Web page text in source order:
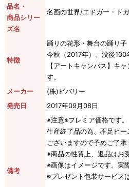
品名・
商品シリー
ズ名
名画の世界/エドガー・ドガ
特徴
踊りの花形・舞台の踊り子
今秋（2017年）、没後100
【アートキャンバス】キ
す。
メーカー
(株)ビバリー
発売日
2017年09月08日
備考
※注意※プレミア価格です。
生産終了品の為、不足ピ
ございますので予めご了承
※商品の性質上、返品はお
※画像はイメージです。実
※プレゼント包装サービス